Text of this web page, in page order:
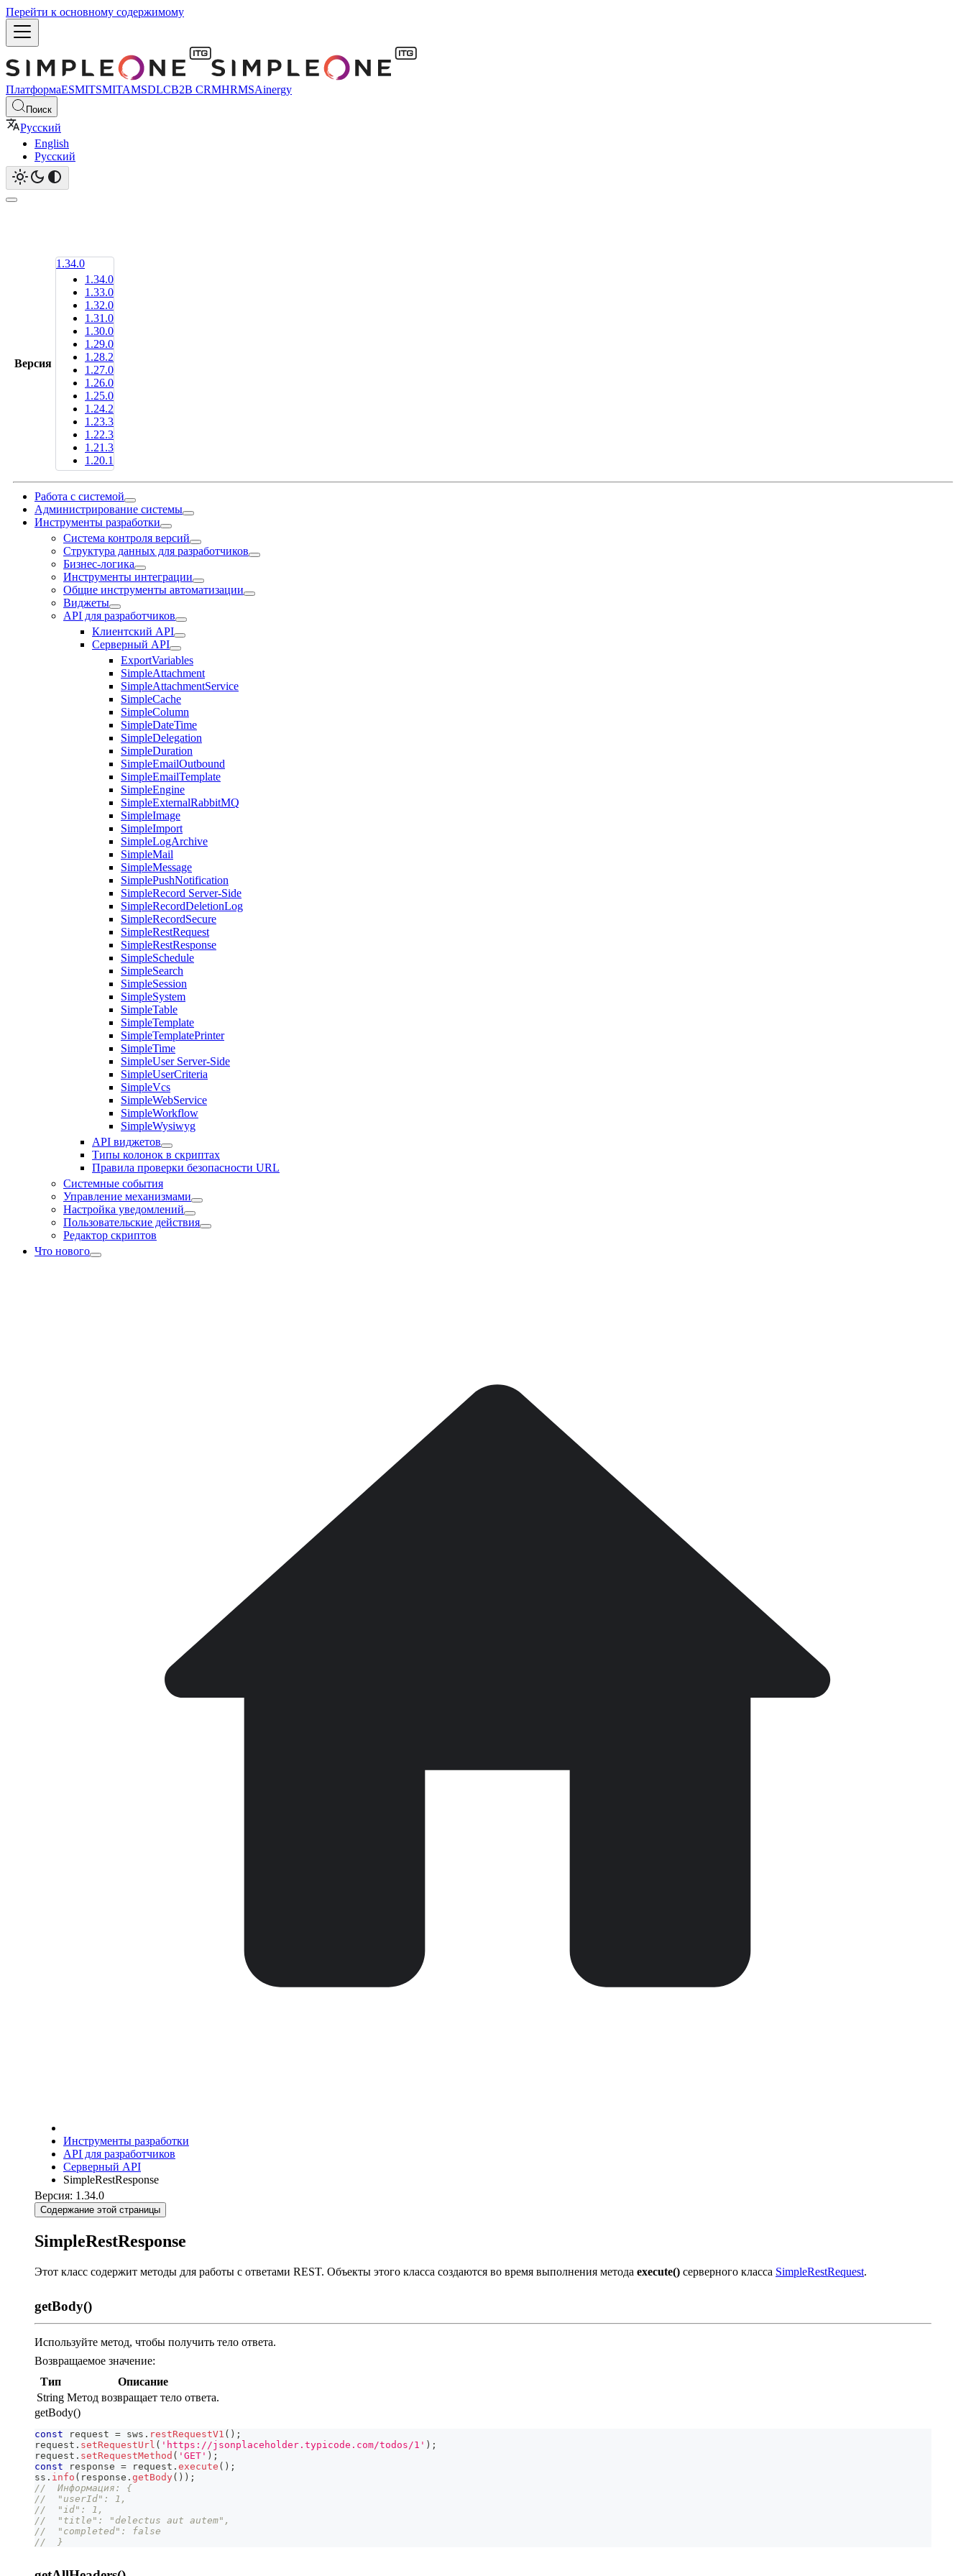
Перейти к основному содержимому
ПлатформаESMITSMITAMSDLCB2B CRMHRMSAinergy
Поиск
Русский
English
Русский
Версия
1.34.0
1.34.0
1.33.0
1.32.0
1.31.0
1.30.0
1.29.0
1.28.2
1.27.0
1.26.0
1.25.0
1.24.2
1.23.3
1.22.3
1.21.3
1.20.1
Работа с системой
Администрирование системы
Инструменты разработки
Система контроля версий
Структура данных для разработчиков
Бизнес-логика
Инструменты интеграции
Общие инструменты автоматизации
Виджеты
API для разработчиков
Клиентский API
Серверный API
ExportVariables
SimpleAttachment
SimpleAttachmentService
SimpleCache
SimpleColumn
SimpleDateTime
SimpleDelegation
SimpleDuration
SimpleEmailOutbound
SimpleEmailTemplate
SimpleEngine
SimpleExternalRabbitMQ
SimpleImage
SimpleImport
SimpleLogArchive
SimpleMail
SimpleMessage
SimplePushNotification
SimpleRecord Server-Side
SimpleRecordDeletionLog
SimpleRecordSecure
SimpleRestRequest
SimpleRestResponse
SimpleSchedule
SimpleSearch
SimpleSession
SimpleSystem
SimpleTable
SimpleTemplate
SimpleTemplatePrinter
SimpleTime
SimpleUser Server-Side
SimpleUserCriteria
SimpleVcs
SimpleWebService
SimpleWorkflow
SimpleWysiwyg
API виджетов
Типы колонок в скриптах
Правила проверки безопасности URL
Системные события
Управление механизмами
Настройка уведомлений
Пользовательские действия
Редактор скриптов
Что нового
Инструменты разработки
API для разработчиков
Серверный API
SimpleRestResponse
Версия: 1.34.0
Содержание этой страницы
SimpleRestResponse
Этот класс содержит методы для работы с ответами REST. Объекты этого класса создаются во время выполнения метода execute() серверного класса SimpleRestRequest.
getBody()
Используйте метод, чтобы получить тело ответа.
Возвращаемое значение:
Тип
Описание
String Метод возвращает тело ответа.
getBody()
const request = sws . restRequestV1 ( ) ;
request . setRequestUrl ( 'https://jsonplaceholder.typicode.com/todos/1' ) ;
request . setRequestMethod ( 'GET' ) ;
const response = request . execute ( ) ;
ss . info ( response . getBody( ) ) ;
//  Информация: {
//  "userId": 1,
//  "id": 1,
//  "title": "delectus aut autem",
//  "completed": false
//  }